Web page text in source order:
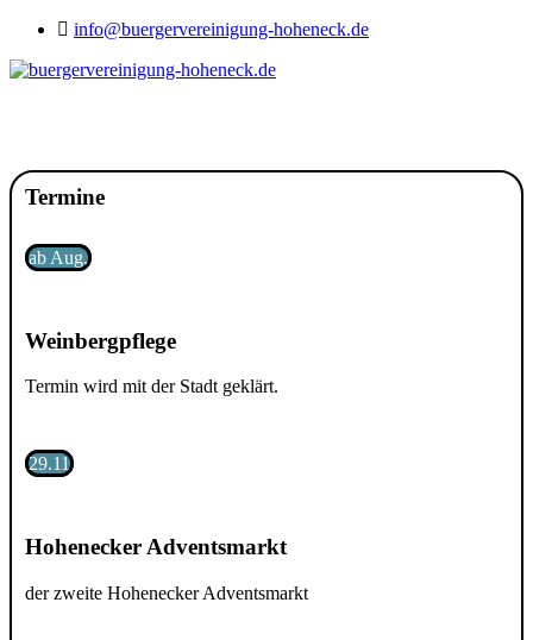
info@buergervereinigung-hoheneck.de
Termine
ab Aug.
Weinbergpflege
Termin wird mit der Stadt geklärt.
29.11
Hohenecker Adventsmarkt
der zweite Hohenecker Adventsmarkt